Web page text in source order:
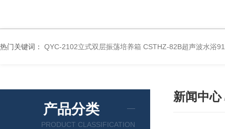
热门关键词： QYC-2102立式双层振荡培养箱 CSTHZ-82B超声波水浴
产品分类
PRODUCT CLASSIFICATION
新闻中心